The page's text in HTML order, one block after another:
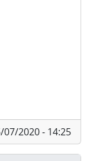
07/2020 - 14:25